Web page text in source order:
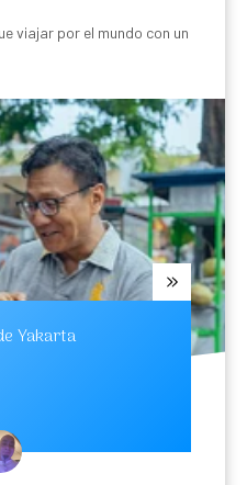
viajar por el mundo con un
Yakarta